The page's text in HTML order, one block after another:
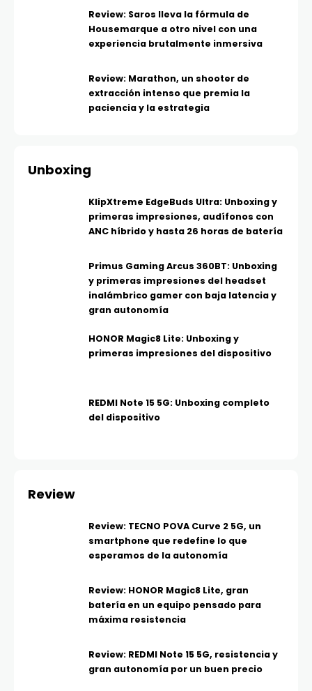
Review: Saros lleva la fórmula de
Housemarque a otro nivel con una
experiencia brutalmente inmersiva
Review: Marathon, un shooter de
extracción intenso que premia la
paciencia y la estrategia
Unboxing
KlipXtreme EdgeBuds Ultra: Unboxing y
primeras impresiones, audífonos con
ANC híbrido y hasta 26 horas de batería
Primus Gaming Arcus 360BT: Unboxing
y primeras impresiones del headset
inalámbrico gamer con baja latencia y
gran autonomía
HONOR Magic8 Lite: Unboxing y
primeras impresiones del dispositivo
REDMI Note 15 5G: Unboxing completo
del dispositivo
Review
Review: TECNO POVA Curve 2 5G, un
smartphone que redefine lo que
esperamos de la autonomía
Review: HONOR Magic8 Lite, gran
batería en un equipo pensado para
máxima resistencia
Review: REDMI Note 15 5G, resistencia y
gran autonomía por un buen precio